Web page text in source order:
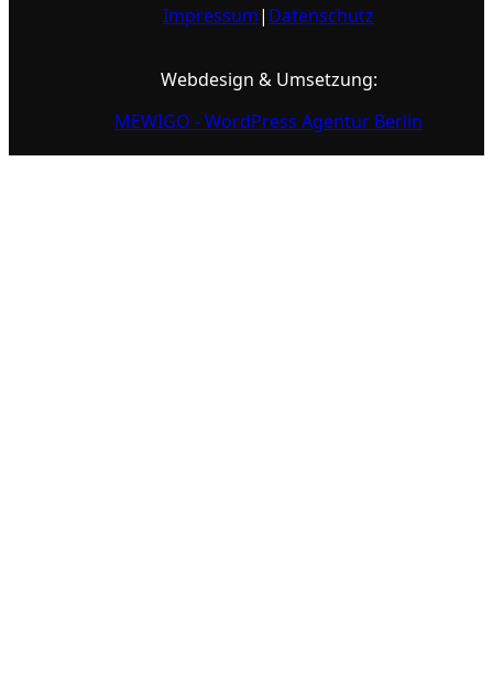
Impressum| Datenschutz
Webdesign & Umsetzung:
MEWIGO - WordPress Agentur Berlin